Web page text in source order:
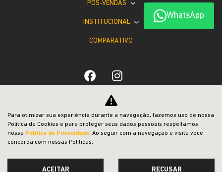
WhatsApp
PÓS-VENDAS
INSTITUCIONAL
COMPARATIVO
Desacelere. Seu bem maior é a vida.
Para otimizar sua experiência durante a navegação, fazemos uso de nossa
Política de Cookies e para proteger seus dados pessoais respeitamos
nossa Política de Privacidade. Ao seguir com a navegação e visita você
concorda com nossas Políticas.
ACEITAR RECUSAR